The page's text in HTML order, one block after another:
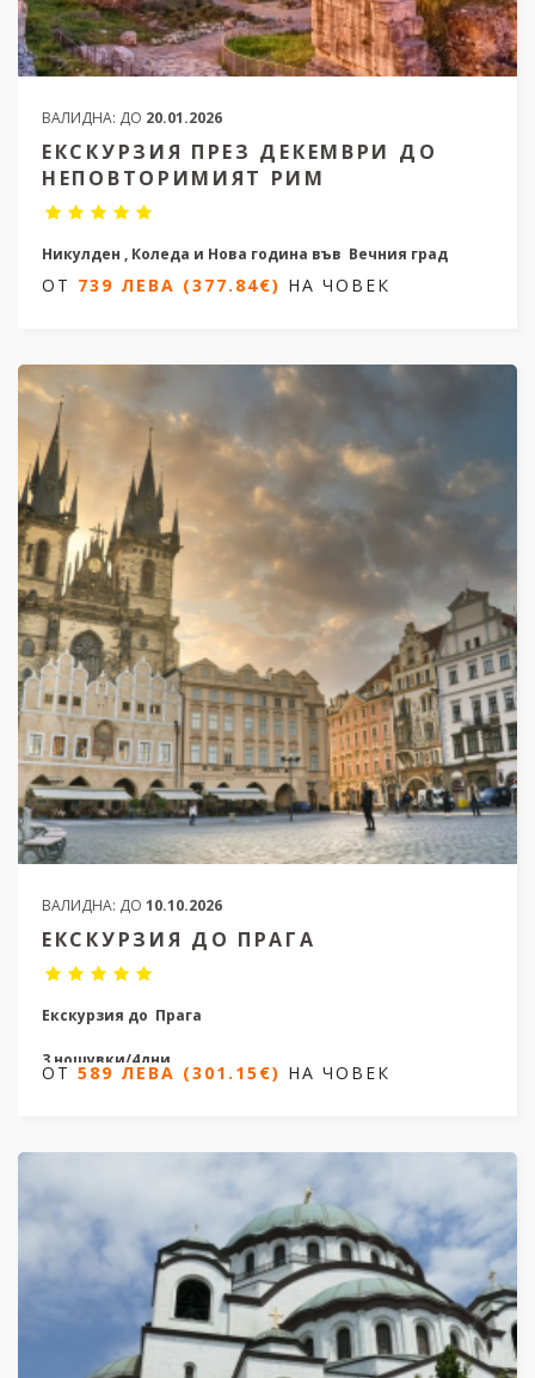
ВАЛИДНА: ДО 20.01.2026
ЕКСКУРЗИЯ ПРЕЗ ДЕКЕМВРИ ДО
НЕПОВТОРИМИЯТ РИМ
Никулден , Коледа и Нова година във Вечния град
4 дни / 3 нощувки
Топ цени от 739 лв
ОТ 739 ЛЕВА (377.84€)НА ЧОВЕК
ОТ 739 ЛЕВА (377.84€) НА ЧОВЕК
ВАЛИДНА: ДО 10.10.2026
ЕКСКУРЗИЯ ДО ПРАГА
Екскурзия до Прага
3 нощувки/4дни
589 ЛЕВА (301.15€)
ОТ 589 ЛЕВА (301.15€) НА ЧОВЕК